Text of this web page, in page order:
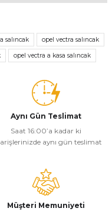
öneri formunu kullanarak
salıncak opel vectra salıncak
opel vectra a kasa salıncak
Aynı Gün Teslimat
Saat 16:00’a kadar ki
aynı gün teslimat
Müşteri Memuniyeti